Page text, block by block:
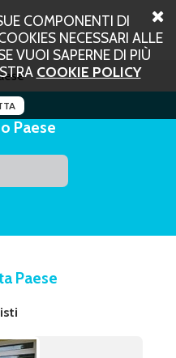
COMPONENTI DI
NECESSARI ALLE
VUOI SAPERNE DI PIÙ
COOKIE POLICY
Paese
Paese